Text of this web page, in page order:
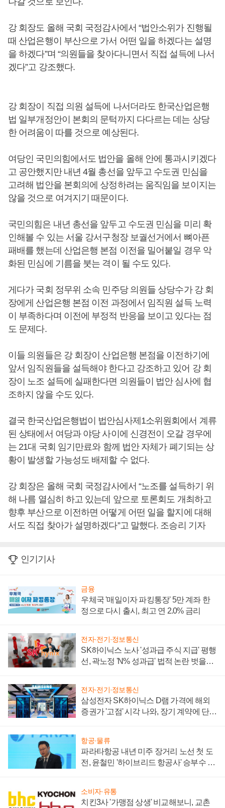
강 회장도 올해 국회 국정감사에서 “법안소위가 진행될
때 산업은행이 부산으로 가서 어떤 일을 하겠다는 설명
을 하겠다”며 “의원들을 찾아다니면서 직접 설득에 나서
겠다”고 강조했다.
강 회장이 직접 의원 설득에 나서더라도 한국산업은행
법 일부개정안이 본회의 문턱까지 다다르는 데는 상당
한 어려움이 따를 것으로 예상된다.
여당인 국민의힘에서도 법안을 올해 안에 통과시키겠다
고 공안했지만 내년 4월 총선을 앞두고 수도권 민심을
고려해 법안을 본회의에 상정하려는 움직임을 보이지는
않을 것으로 여겨지기 때문이다.
국민의힘은 내년 총선을 앞두고 수도권 민심을 미리 확
인해볼 수 있는 서울 강서구청장 보궐선거에서 뼈아픈
패배를 했는데 산업은행 본점 이전을 밀어붙일 경우 악
화된 민심에 기름을 붓는 격이 될 수도 있다.
게다가 국회 정무위 소속 민주당 의원들 상당수가 강 회
장에게 산업은행 본점 이전 과정에서 임직원 설득 노력
이 부족하다며 이전에 부정적 반응을 보이고 있다는 점
도 문제다.
이들 의원들은 강 회장이 산업은행 본점을 이전하기에
앞서 임직원들을 설득해야 한다고 강조하고 있어 강 회
장이 노조 설득에 실패한다면 의원들이 법안 심사에 협
조하지 않을 수도 있다.
결국 한국산업은행법이 법안심사제1소위원회에서 계류
된 상태에서 여당과 야당 사이에 신경전이 오갈 경우에
는 21대 국회 임기만료와 함께 법안 자체가 폐기되는 상
황이 발생할 가능성도 배제할 수 없다.
강 회장은 올해 국회 국정감사에서 “노조를 설득하기 위
해 나름 열심히 하고 있는데 앞으로 토론회도 개최하고
향후 부산으로 이전하면 어떻게 어떤 일을 할지에 대해
서도 직접 찾아가 설명하겠다”고 말했다. 조승리 기자
인기기사
금융
우체국 '매일이자 파킹통장' 5만 계좌 한
정으로 다시 출시, 최고 연 2.0% 금리
전자·전기·정보통신
SK하이닉스 노사 '성과급 주식 지급' 평행
선, 곽노정 'N% 성과급' 법적 논란 벗을지
전자·전기·정보통신
삼성전자 SK하이닉스 D램 가격에 해외
증권가 '고점' 시각 나와, 장기 계약에 단점
항공·물류
파라타항공 내년 미주 장거리 노선 첫 도
전, 윤철민 '하이브리드 항공사' 승부수 통
소비자·유통
치킨3사 '가맹점 상생' 비교해보니, 교촌